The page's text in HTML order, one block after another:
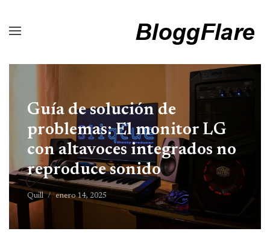
Guía de solución de
problemas: El monitor LG
con altavoces integrados no
reproduce sonido
Quill enero 14, 2025